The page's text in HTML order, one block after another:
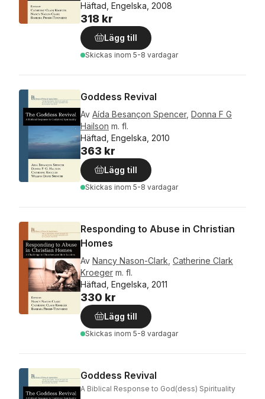
Häftad, Engelska, 2008
318 kr
Lägg till
Skickas inom 5-8 vardagar
Goddess Revival
Av Aída Besançon Spencer, Donna F G
Hailson m. fl.
Häftad, Engelska, 2010
363 kr
Lägg till
Skickas inom 5-8 vardagar
Responding to Abuse in Christian
Homes
Av Nancy Nason-Clark Catherine Clark
Kroeger m. fl.
Häftad, Engelska, 2011
330 kr
Lägg till
Skickas inom 5-8 vardagar
Goddess Revival
A Biblical Response to God(dess) Spirituality